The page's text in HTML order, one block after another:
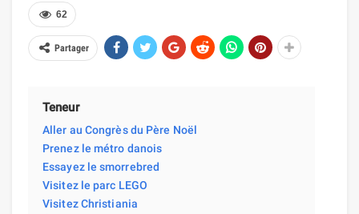
62
Partager
Teneur
Aller au Congrès du Père Noël
Prenez le métro danois
Essayez le smorrebred
Visitez le parc LEGO
Visitez Christiania